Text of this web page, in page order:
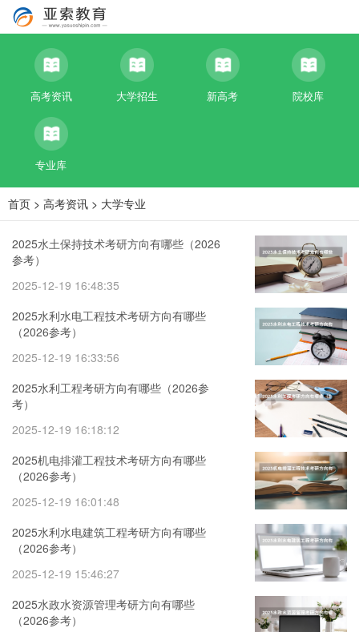
高考资讯 大学招生 新高考 院校库
专业库
首页 > 高考资讯 > 大学专业
2025水土保持技术考研方向有哪些（2026
参考）
2025-12-19 16:48:35
2025水利水电工程技术考研方向有哪些
（2026参考）
2025-12-19 16:33:56
2025水利工程考研方向有哪些（2026参
考）
2025-12-19 16:18:12
2025机电排灌工程技术考研方向有哪些
（2026参考）
2025-12-19 16:01:48
2025水利水电建筑工程考研方向有哪些
（2026参考）
2025-12-19 15:46:27
2025水政水资源管理考研方向有哪些
（2026参考）